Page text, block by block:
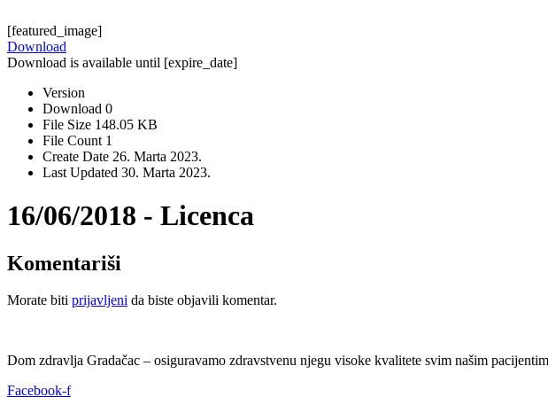
[featured_image]
Download
Download is available until [expire_date]
Version
Download 0
File Size 148.05 KB
File Count 1
Create Date 26. Marta 2023.
Last Updated 30. Marta 2023.
16/06/2018 - Licenca
Komentariši
Morate biti prijavljeni da biste objavili komentar.
Dom zdravlja Gradačac – osiguravamo zdravstvenu njegu visoke kvalitete svim našim
Facebook-f